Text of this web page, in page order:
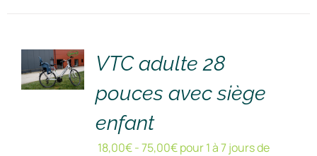
DÉTAILS
VTC adulte 28
pouces avec siège
enfant
18,00€-75,00€pour 1 à 7 jours de